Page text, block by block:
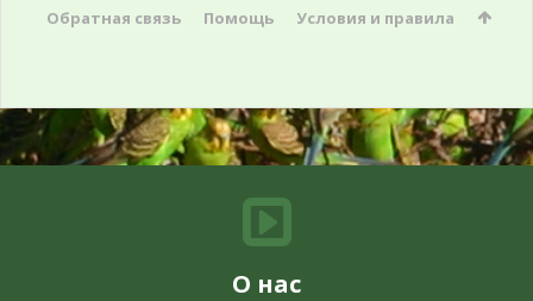
Обратная связь Помощь Условия и правила
О нас